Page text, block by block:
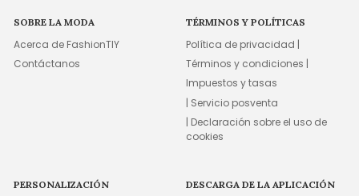
SOBRE LA MODA
Acerca de FashionTIY
Contáctanos
TÉRMINOS Y POLÍTICAS
Política de privacidad |
Términos y condiciones |
Impuestos y tasas
| Servicio posventa
| Declaración sobre el uso de
cookies
PERSONALIZACIÓN DESCARGA DE LA APLICACIÓN